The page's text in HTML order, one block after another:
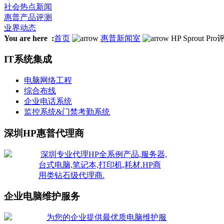
社会热点新闻
惠普产品评测
业界动态
You are here :首页 惠普新闻室 HP Sprout Pro
IT系统集成
电脑网络工程
综合布线
企业电话系统
监控系统&门禁考勤系统
深圳HP惠普代理商
深圳专业代理HP全系例产品,服务器,
台式电脑,笔记本,打印机,耗材.HP商
用类钻石级代理商.
企业电脑维护服务
为您的企业提供最优质电脑维护服